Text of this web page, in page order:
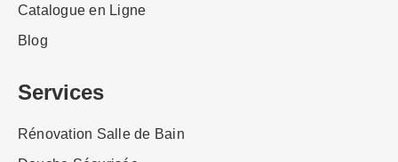
Catalogue en Ligne
Blog
Services
Rénovation Salle de Bain